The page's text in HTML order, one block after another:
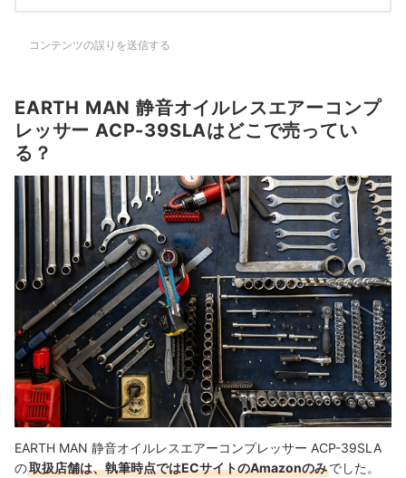
コンテンツの誤りを送信する
EARTH MAN 静音オイルレスエアーコンプ
レッサー ACP-39SLAはどこで売ってい
る？
EARTH MAN 静音オイルレスエアーコンプレッサー ACP-39SLA
の取扱店舗は、執筆時点ではECサイトのAmazonのみでした。